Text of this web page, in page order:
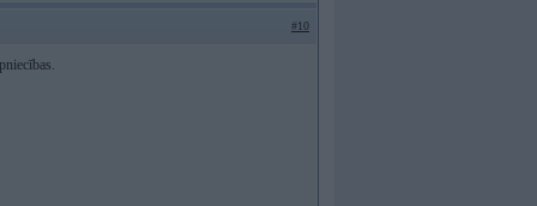
#10